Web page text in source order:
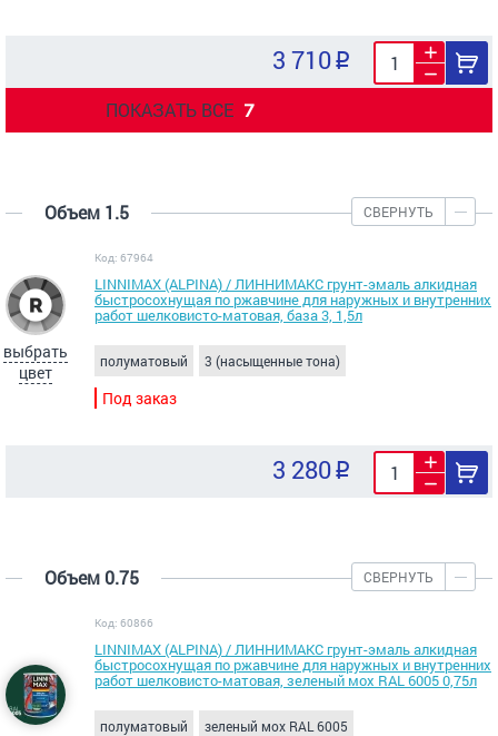
3 710
ПОКАЗАТЬ ВСЕ 7
Объем 1.5 СВЕРНУТЬ
выбрать
цвет
Код: 67964
LINNIMAX (ALPINA) / ЛИННИМАКС грунт-эмаль алкидная
быстросохнущая по ржавчине для наружных и внутренних
работ шелковисто-матовая, база 3, 1,5л
полуматовый 3 (насыщенные тона)
Под заказ
3 280
Объем 0.75 СВЕРНУТЬ
Код: 60866
LINNIMAX (ALPINA) / ЛИННИМАКС грунт-эмаль алкидная
быстросохнущая по ржавчине для наружных и внутренних
работ шелковисто-матовая, зеленый мох RAL 6005 0,75л
полуматовый зеленый мох RAL 6005